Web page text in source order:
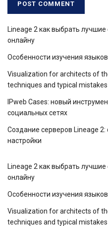
Lineage 2 как выбрать
онлайну
Особенности изучения
Visualization for architects of
techniques and typical mistakes
IPweb Cases: новый
социальных сетях
Создание серверов Lineage 2:
настройки
Lineage 2 как выбрать
онлайну
Особенности изучения
Visualization for architects of
techniques and typical mistakes